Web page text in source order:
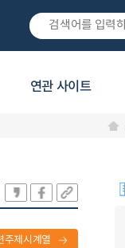
연관 사이트
주제시계열